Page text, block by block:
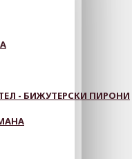
- БИЖУТЕРСКИ ПИРОНИ